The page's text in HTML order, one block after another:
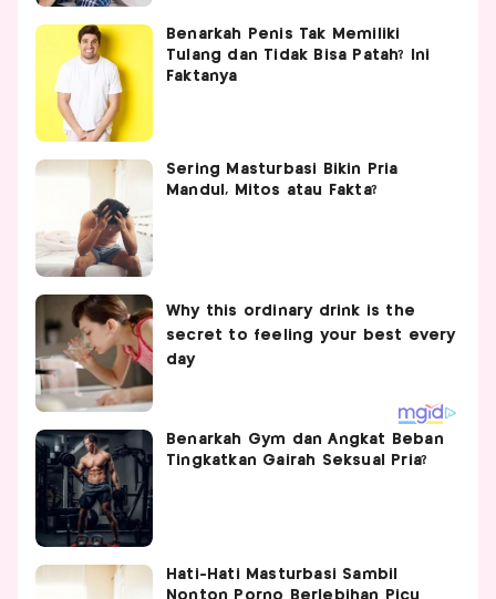
Benarkah Penis Tak Memiliki
Tulang dan Tidak Bisa Patah? Ini
Faktanya
Sering Masturbasi Bikin Pria
Mandul, Mitos atau Fakta?
Benarkah Gym dan Angkat Beban
Tingkatkan Gairah Seksual Pria?
Hati-Hati Masturbasi Sambil